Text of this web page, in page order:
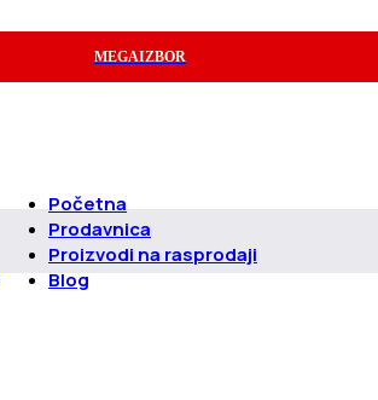
MEGAIZBOR
Početna
Prodavnica
Proizvodi na rasprodaji
Blog